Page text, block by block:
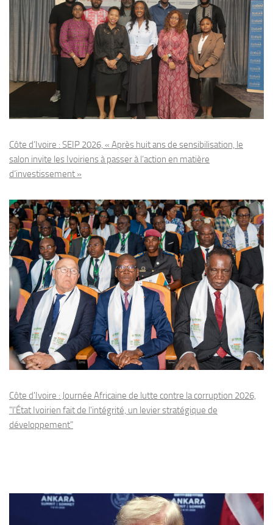
Côte d’Ivoire : SEIP 2026, « Après huit ans de sensibilisation, le
salon invite les Ivoiriens à passer à l’action en matière
d’investissement »
Côte d'Ivoire : Journée Africaine de lutte contre la corruption 2026,
"l'État Ivoirien fait de l'intégrité, un levier stratégique de
développement"